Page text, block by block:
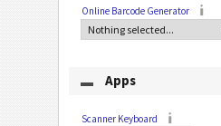
Online Barcode Generator
Apps
Scanner Keyboard